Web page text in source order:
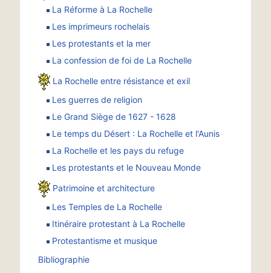
La Réforme à La Rochelle
Les imprimeurs rochelais
Les protestants et la mer
La confession de foi de La Rochelle
La Rochelle entre résistance et exil
Les guerres de religion
Le Grand Siège de 1627 - 1628
Le temps du Désert : La Rochelle et l'Aunis
La Rochelle et les pays du refuge
Les protestants et le Nouveau Monde
Patrimoine et architecture
Les Temples de La Rochelle
Itinéraire protestant à La Rochelle
Protestantisme et musique
Bibliographie